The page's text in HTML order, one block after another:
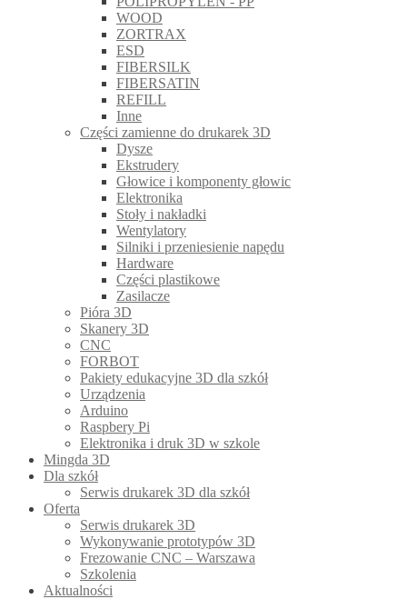
WOOD
ZORTRAX
ESD
FIBERSILK
FIBERSATIN
REFILL
Inne
Części zamienne do drukarek 3D
Dysze
Ekstrudery
Głowice i komponenty głowic
Elektronika
Stoły i nakładki
Wentylatory
Silniki i przeniesienie napędu
Hardware
Części plastikowe
Zasilacze
Pióra 3D
Skanery 3D
CNC
FORBOT
Pakiety edukacyjne 3D dla szkół
Urządzenia
Arduino
Raspbery Pi
Elektronika i druk 3D w szkole
Mingda 3D
Dla szkół
Serwis drukarek 3D dla szkół
Oferta
Serwis drukarek 3D
Wykonywanie prototypów 3D
Frezowanie CNC – Warszawa
Szkolenia
Aktualności